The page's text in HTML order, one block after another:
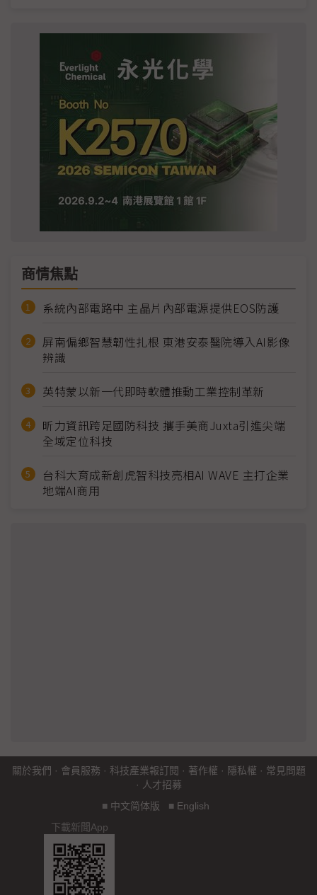
商情焦點
系統內部電路中 主晶片內部電源提供EOS防護
屏南偏鄉智慧韌性扎根 東港安泰醫院導入AI影像
辨識
英特蒙以新一代即時軟體推動工業控制革新
昕力資訊跨足國防科技 攜手美商Juxta引進尖端
全域定位科技
台科大育成新創虎智科技亮相AI WAVE 主打企業
地端AI商用
關於我們 · 會員服務 · 科技產業報訂閱 · 著作權 · 隱私權 · 常見問題
· 人才招募
■ 中文简体版 ■ English
下載新聞App